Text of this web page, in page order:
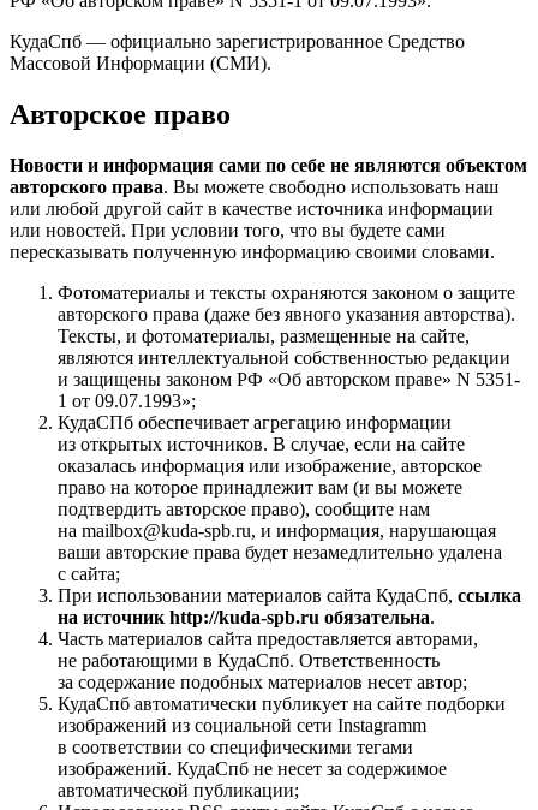
КудаСпб — официально зарегистрированное Средство
Массовой Информации (СМИ).
Авторское право
Новости и информация сами по себе не являются объектом
авторского права. Вы можете свободно использовать наш
или любой другой сайт в качестве источника информации
или новостей. При условии того, что вы будете сами
пересказывать полученную информацию своими словами.
Фотоматериалы и тексты охраняются законом о защите
авторского права (даже без явного указания авторства).
Тексты, и фотоматериалы, размещенные на сайте,
являются интеллектуальной собственностью редакции
и защищены законом РФ «Об авторском праве» N 5351-
1 от 09.07.1993»;
КудаСПб обеспечивает агрегацию информации
из открытых источников. В случае, если на сайте
оказалась информация или изображение, авторское
право на которое принадлежит вам (и вы можете
подтвердить авторское право), сообщите нам
на mailbox@kuda-spb.ru, и информация, нарушающая
ваши авторские права будет незамедлительно удалена
с сайта;
При использовании материалов сайта КудаСпб, ссылка
на источник http://kuda-spb.ru обязательна.
Часть материалов сайта предоставляется авторами,
не работающими в КудаСпб. Ответственность
за содержание подобных материалов несет автор;
КудаСпб автоматически публикует на сайте подборки
изображений из социальной сети Instagramm
в соответствии со специфическими тегами
изображений. КудаСпб не несет за содержимое
автоматической публикации;